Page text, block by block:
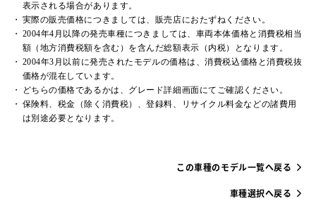
表示される場合があります。
実際の販売価格につきましては、販売店におたずねください。
2004年4月以降の発売車種につきましては、車両本体価格と消費税相当
額（地方消費税額を含む）を含んだ総額表示（内税）となります。
2004年3月以前に発売されたモデルの価格は、消費税込価格と消費税抜
価格が混在しています。
どちらの価格であるかは、グレード詳細画面にてご確認ください。
保険料、税金（除く消費税）、登録料、リサイクル料金などの諸費用
は別途必要となります。
この車種のモデル一覧へ戻る
車種選択へ戻る